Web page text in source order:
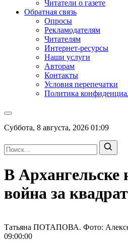
Читатели о газете
Обратная связь
Опросы
Рекламодателям
Читателям
Интернет-ресурсы
Наши услуги
Авторам
Контакты
Условия перепечатки
Политика
Суббота, 8 августа, 2026 01:09
В Архангельске
война за
Татьяна ПОТАПОВА. Фото:
09:00:00